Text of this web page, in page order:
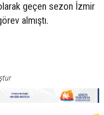
geçen sezon İzmir
almıştı.